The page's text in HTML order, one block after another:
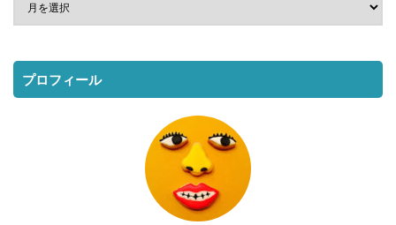
プロフィール